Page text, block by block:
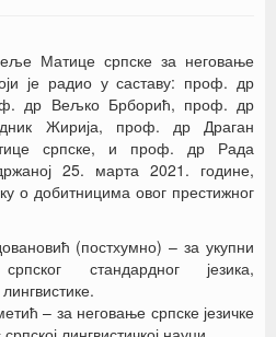
Матице српске за неговање
је радио у саставу: проф. др
др Вељко Брборић, проф. др
Жирија, проф. др Драган
српске, и проф. др Рада
25. марта 2021. године,
о добитницима овог престижног
(постхумно) – за укупни
стандардног језика,
– за неговање српске језичке